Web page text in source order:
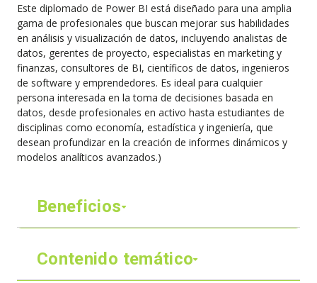
Este diplomado de Power BI está diseñado para una amplia
gama de profesionales que buscan mejorar sus habilidades
en análisis y visualización de datos, incluyendo analistas de
datos, gerentes de proyecto, especialistas en marketing y
finanzas, consultores de BI, científicos de datos, ingenieros
de software y emprendedores. Es ideal para cualquier
persona interesada en la toma de decisiones basada en
datos, desde profesionales en activo hasta estudiantes de
disciplinas como economía, estadística y ingeniería, que
desean profundizar en la creación de informes dinámicos y
modelos analíticos avanzados.)
Beneficios
Contenido temático